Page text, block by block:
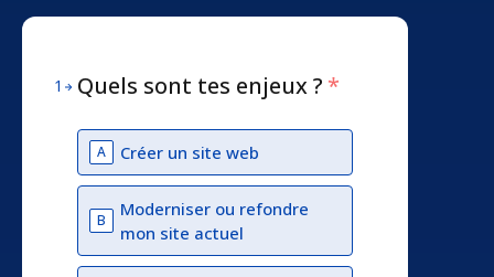
1 Quels sont tes enjeux ? *
A Créer un site web
B
Moderniser ou refondre
mon site actuel